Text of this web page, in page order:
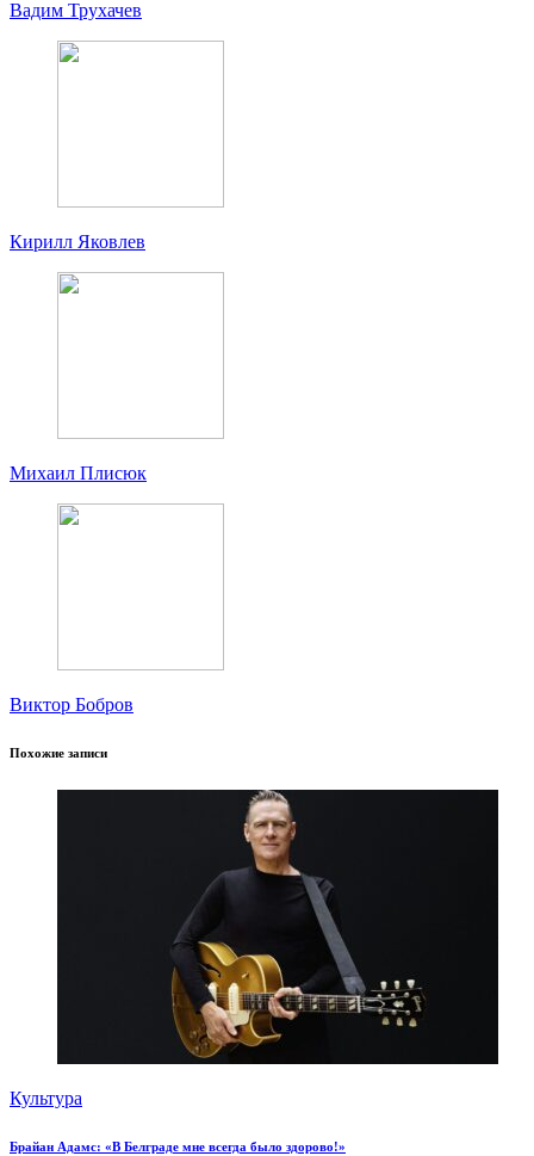
Вадим Трухачев
Кирилл Яковлев
Михаил Плисюк
Виктор Бобров
Похожие записи
Культура
Брайан Адамс: «В Белграде мне всегда было здорово!»